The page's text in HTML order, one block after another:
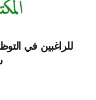
للراغبين في